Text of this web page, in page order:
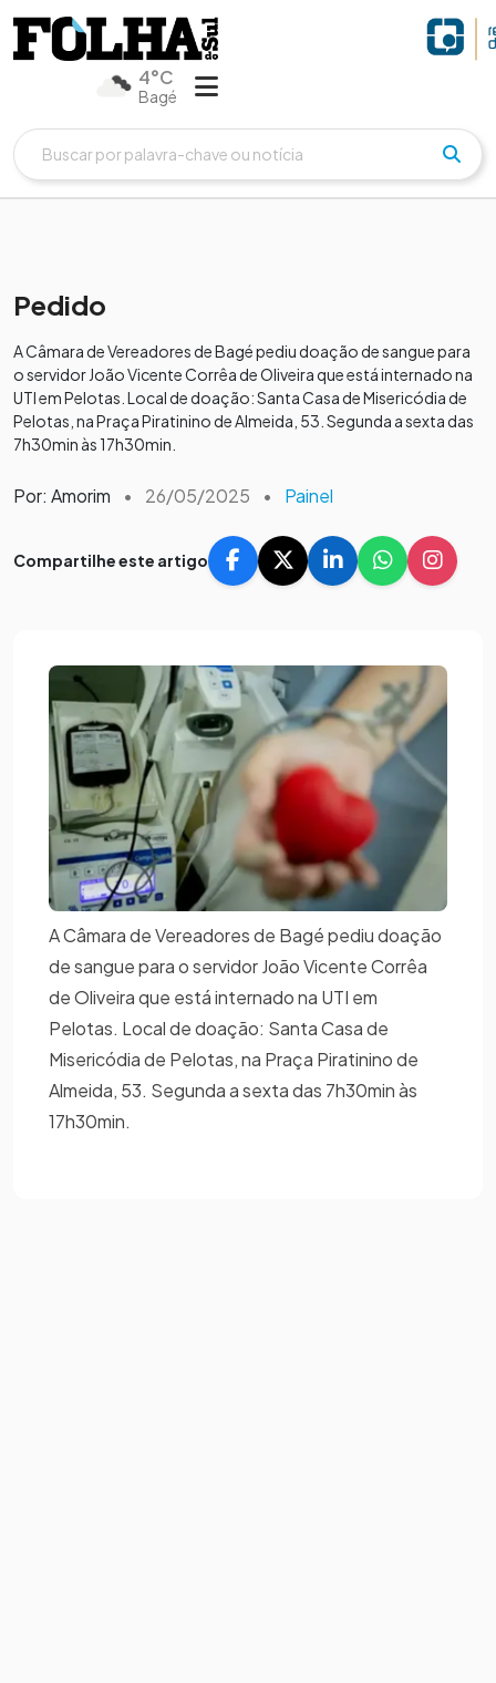
4°C
Bagé
Pedido
A Câmara de Vereadores de Bagé pediu doação de sangue para
o servidor João Vicente Corrêa de Oliveira que está internado na
UTI em Pelotas. Local de doação: Santa Casa de Misericódia de
Pelotas, na Praça Piratinino de Almeida, 53. Segunda a sexta das
7h30min às 17h30min.
Por: Amorim • 26/05/2025 • Painel
Compartilhe este artigo
A Câmara de Vereadores de Bagé pediu doação
de sangue para o servidor João Vicente Corrêa
de Oliveira que está internado na UTI em
Pelotas. Local de doação: Santa Casa de
Misericódia de Pelotas, na Praça Piratinino de
Almeida, 53. Segunda a sexta das 7h30min às
17h30min.